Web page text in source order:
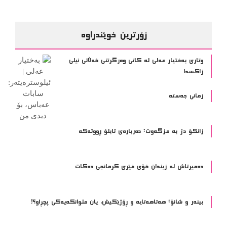
زۆرترین خوێندراوە
وتاری بەختیار عەلی لە کاتی وەرگرتنی خەڵاتی نیلی
زاکسدا
زمانی جەستە
زانکۆ دژ بە مزگەوت: دەربارەى تابلۆ ڕووتەکە
ده‌میرتاش له‌ زیندان خۆی فێری كرمانجی ده‌كات
بینەر و شانۆ: هەتاھەتایە و ڕۆژێکیش، یان ملوانکەیەکی پچڕاو؟!